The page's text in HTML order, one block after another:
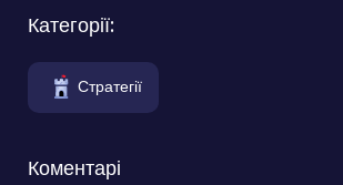
Категорії:
Стратегії
Коментарі